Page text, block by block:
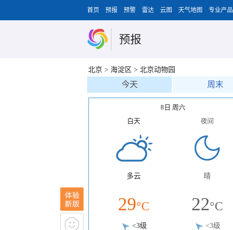
首页 预报 预警 雷达 云图 天气地图 专业产品
预报
北京 > 海淀区 > 北京动物园
今天 周末
8日 周六
白天
多云
29°C
<3级
夜间
晴
22°C
<3级